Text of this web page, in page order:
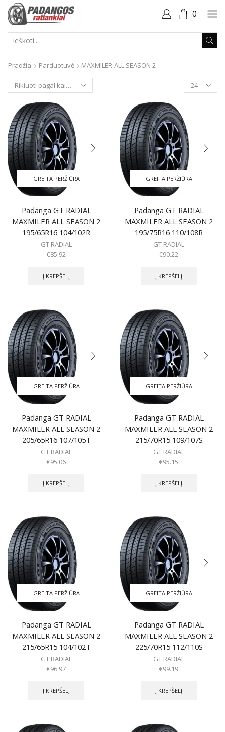
0
Pradžia Parduotuvė
MAXMILER ALL SEASON 2
Produktai
puslapyje
GREITA PERŽIŪRA
Padanga GT RADIAL
MAXMILER ALL SEASON 2
195/65R16 104/102R
GT RADIAL
€85.92
Į KREPŠELĮ
GREITA PERŽIŪRA
Padanga GT RADIAL
MAXMILER ALL SEASON 2
195/75R16 110/108R
GT RADIAL
€90.22
Į KREPŠELĮ
GREITA PERŽIŪRA
Padanga GT RADIAL
MAXMILER ALL SEASON 2
205/65R16 107/105T
GT RADIAL
€95.06
Į KREPŠELĮ
GREITA PERŽIŪRA
Padanga GT RADIAL
MAXMILER ALL SEASON 2
215/70R15 109/107S
GT RADIAL
€95.15
Į KREPŠELĮ
GREITA PERŽIŪRA
Padanga GT RADIAL
MAXMILER ALL SEASON 2
215/65R15 104/102T
GT RADIAL
€96.97
Į KREPŠELĮ
GREITA PERŽIŪRA
Padanga GT RADIAL
MAXMILER ALL SEASON 2
225/70R15 112/110S
GT RADIAL
€99.19
Į KREPŠELĮ